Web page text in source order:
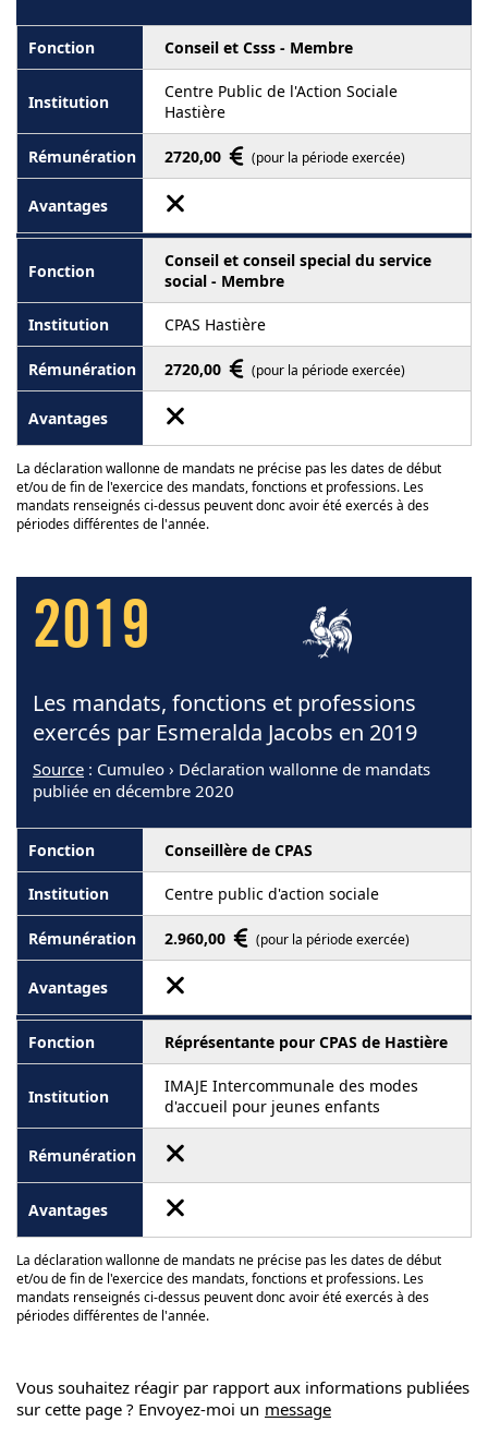
Conseil et Csss - Membre
Centre Public de l'Action Sociale
Hastière
2720,00 (pour la période exercée)
Conseil et conseil special du service
social - Membre
CPAS Hastière
2720,00 (pour la période exercée)
La déclaration wallonne de mandats ne précise pas les dates de début
et/ou de fin de l'exercice des mandats, fonctions et professions. Les
mandats renseignés ci-dessus peuvent donc avoir été exercés à des
périodes différentes de l'année.
2019
Les mandats, fonctions et professions
exercés par Esmeralda Jacobs en 2019
Source : Cumuleo › Déclaration wallonne de mandats
publiée en décembre 2020
Conseillère de CPAS
Centre public d'action sociale
2.960,00 (pour la période exercée)
Réprésentante pour CPAS de Hastière
IMAJE Intercommunale des modes
d'accueil pour jeunes enfants
La déclaration wallonne de mandats ne précise pas les dates de début
et/ou de fin de l'exercice des mandats, fonctions et professions. Les
mandats renseignés ci-dessus peuvent donc avoir été exercés à des
périodes différentes de l'année.
Vous souhaitez réagir par rapport aux informations publiées
sur cette page ? Envoyez-moi un message